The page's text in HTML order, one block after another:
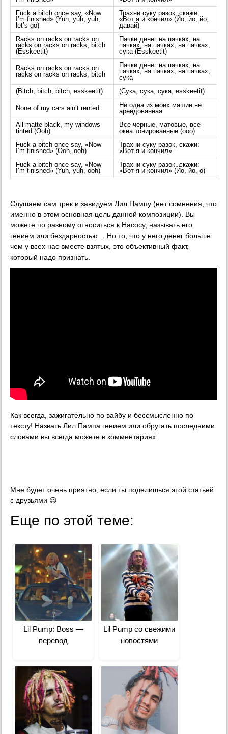
Fuck a bitch once say, «Now
I’m finished» (Yuh, yuh, yuh,
let’s go)
Трахни суку разок, скажи:
«Вот я и кончил» (Йо, йо, йо,
давай)
Racks on racks on racks on
racks on racks on racks, bitch
(Esskeetit)
Пачки денег на пачках, на
пачках, на пачках, на пачках,
сука (Esskeetit)
Racks on racks on racks on
racks on racks on racks, bitch
Пачки денег на пачках, на
пачках, на пачках, на пачках,
сука
(Bitch, bitch, bitch, esskeetit)
(Сука, сука, сука, esskeetit)
None of my cars ain’t rented
Ни одна из моих машин не
арендованная
All matte black, my windows
tinted (Ooh)
Все черные, матовые, все
окна тонированные (ооо)
Fuck a bitch once say, «Now
I’m finished» (Ooh, ooh)
Трахни суку разок, скажи:
«Вот я и кончил»
Fuck a bitch once say, «Now
I’m finished» (Yuh, yuh, ooh)
Трахни суку разок, скажи:
«Вот я и кончил» (Йо, йо, о)
Слушаем сам трек и завидуем Лил Пампу (нет сомнения, что
именно в этом основная цель данной композиции). Вы
можете по разному относиться к Насосу, называть его
гением или бездарностью… Но то, что у него денег больше
чем у всех нас вместе взятых, это объективный факт,
который надо признать.
Как всегда, зажигательно по вайбу и бессмысленно по
тексту! Назвать Лил Пампа гением или обругать последними
словами вы всегда можете в комментариях.
Мне будет очень приятно, если ты поделишься этой статьей
с друзьями 😉
Еще по этой теме:
Lil Pump: Boss —
перевод
Lil Pump со свежими
новостями